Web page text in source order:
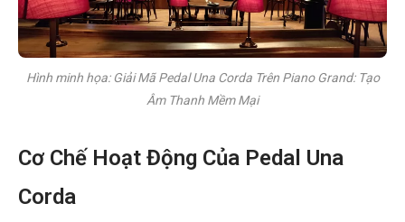
Hình minh họa: Giải Mã Pedal Una Corda Trên Piano Grand: Tạo
Âm Thanh Mềm Mại
Cơ Chế Hoạt Động Của Pedal Una
Corda